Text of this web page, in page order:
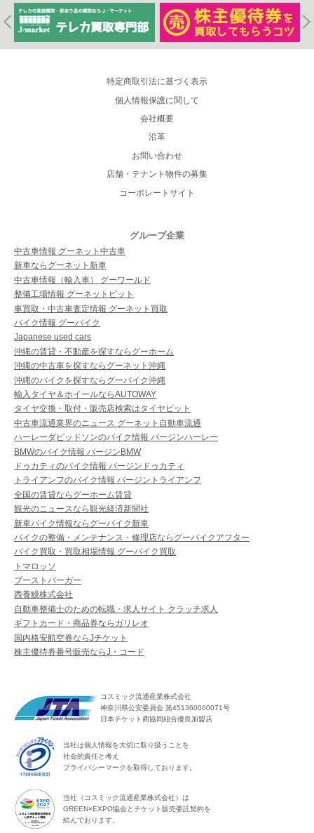
特定商取引法に基づく表示
個人情報保護に関して
会社概要
沿革
お問い合わせ
店舗・テナント物件の募集
コーポレートサイト
グループ企業
中古車情報 グーネット中古車
新車ならグーネット新車
中古車情報（輸入車） グーワールド
整備工場情報 グーネットピット
車買取・中古車査定情報 グーネット買取
バイク情報 グーバイク
Japanese used cars
沖縄の賃貸・不動産を探すならグーホーム
沖縄の中古車を探すならグーネット沖縄
沖縄のバイクを探すならグーバイク沖縄
輸入タイヤ＆ホイールならAUTOWAY
タイヤ交換・取付・販売店検索はタイヤピット
中古車流通業界のニュース グーネット自動車流通
ハーレーダビッドソンのバイク情報 バージンハーレー
BMWのバイク情報 バージンBMW
ドゥカティのバイク情報 バージンドゥカティ
トライアンフのバイク情報 バージントライアンフ
全国の賃貸ならグーホーム賃貸
観光のニュースなら観光経済新聞社
新車バイク情報ならグーバイク新車
バイクの整備・メンテナンス・修理店ならグーバイクアフター
バイク買取・買取相場情報 グーバイク買取
トマロッソ
ブーストバーガー
西養鰻株式会社
自動車整備士のための転職・求人サイト クラッチ求人
ギフトカード・商品券ならガリレオ
国内格安航空券ならJチケット
株主優待券番号販売ならJ・コード
コスミック流通産業株式会社
神奈川県公安委員会 第451360000071号
日本チケット商協同組合優良加盟店
当社は個人情報を大切に取り扱うことを
社会的責任と考え
プライバシーマークを取得しております。
当社（コスミック流通産業株式会社）は
GREEN×EXPO協会とチケット販売委託契約を
結んでおります。